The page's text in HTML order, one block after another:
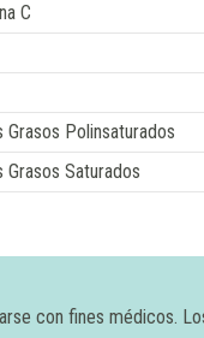
C
Grasos Polinsaturados
Grasos Saturados
con fines médicos.